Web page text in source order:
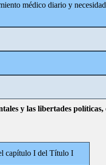
médico diario y
y las libertades políticas,
capítulo I del Título I